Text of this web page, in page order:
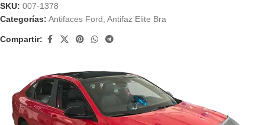
SKU: 007-1378
Categorías: Antifaces Ford Antifaz Elite Bra
Compartir: